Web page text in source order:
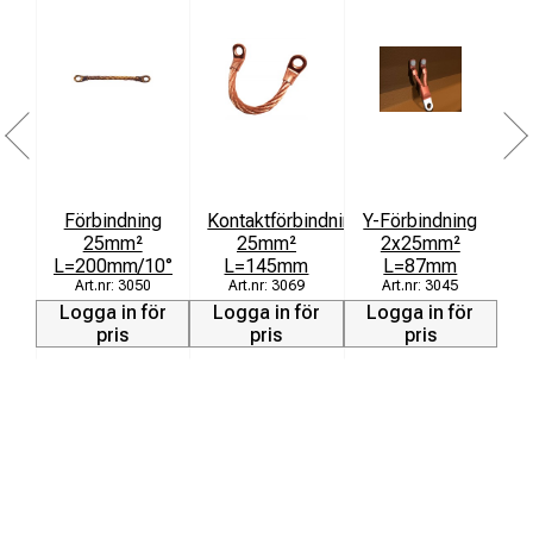
Förbindning
25mm²
L=200mm/10°
3050
Logga in för
pris
Kontaktförbindning
25mm²
L=145mm
3069
Logga in för
pris
Y-Förbindning
2x25mm²
L=87mm
3045
Logga in för
pris